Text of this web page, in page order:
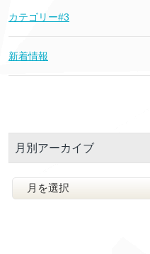
カテゴリー#3
新着情報
月別アーカイブ